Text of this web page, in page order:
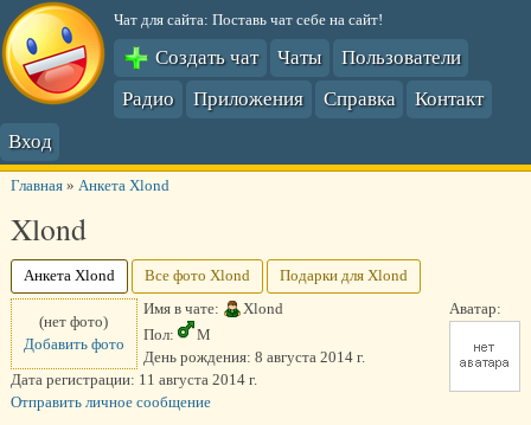
Чат для сайта: Поставь чат себе на сайт!
Создать чат Чаты
Пользователи
Радио
Приложения Справка
Контакт
Вход
Главная» Анкета Xlond
Xlond
Анкета Xlond Все фото Xlond
Подарки для Xlond
Аватар:
(нет фото)
Добавить фото
Имя в чате:
Xlond
Пол:
М
День рождения: 8 августа 2014 г.
Дата регистрации: 11 августа 2014 г.
Отправить личное сообщение